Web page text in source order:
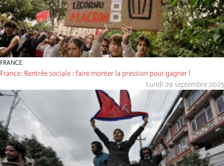
FRANCE
France: Rentrée sociale : faire monter la pression pour gagner !
Lundi 29 septembre 2025